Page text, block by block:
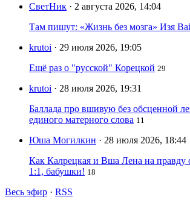
СветНик · 2 августа 2026, 14:04
Там пишут: «Жизнь без мозга» Изя
krutoi · 29 июля 2026, 19:05
Ещё раз о "русской" Корецкой 29
krutoi · 28 июля 2026, 19:31
Баллада про вшивую без обсценной
единого матерного слова 11
Юша Могилкин · 28 июля 2026, 18:44
Как Калрецкая и Вша Лена на правду
1:1, бабушки! 18
Весь эфир · RSS